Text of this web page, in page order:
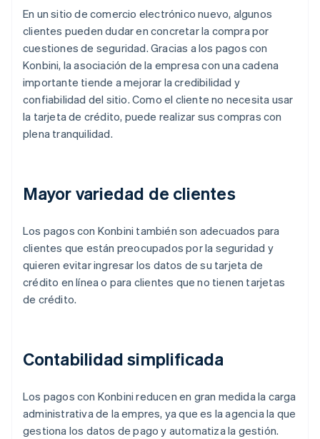
En un sitio de comercio electrónico nuevo, algunos
clientes pueden dudar en concretar la compra por
cuestiones de seguridad. Gracias a los pagos con
Konbini, la asociación de la empresa con una cadena
importante tiende a mejorar la credibilidad y
confiabilidad del sitio. Como el cliente no necesita usar
la tarjeta de crédito, puede realizar sus compras con
plena tranquilidad.
Mayor variedad de clientes
Los pagos con Konbini también son adecuados para
clientes que están preocupados por la seguridad y
quieren evitar ingresar los datos de su tarjeta de
crédito en línea o para clientes que no tienen tarjetas
de crédito.
Contabilidad simplificada
Los pagos con Konbini reducen en gran medida la carga
administrativa de la empres, ya que es la agencia la que
gestiona los datos de pago y automatiza la gestión.